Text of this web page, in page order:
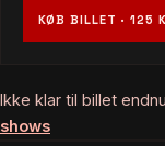
KØB BILLET · 125
Ikke klar til billet
shows